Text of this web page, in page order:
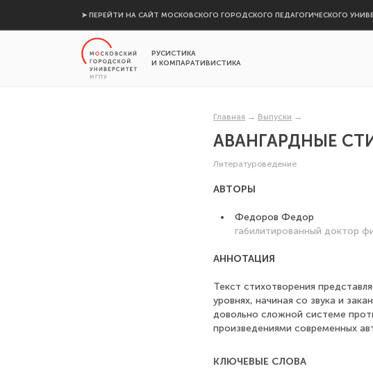
➤ ПЕРЕЙТИ НА САЙТ МОСКОВСКОГО ГОРОДСКОГО ПЕДАГОГИЧЕСКОГО
РУСИСТИКА
И КОМПАРАТИВИСТИКА
Главная → Выпуски →
АВАНГАРДНЫЕ
Литературоведение
АВТОРЫ
Федоров Федор
габилитированный доктор
АННОТАЦИЯ
Текст стихотворения
уровнях, начиная со звука и
довольно сложной системе
произведениями современных
КЛЮЧЕВЫЕ СЛОВА